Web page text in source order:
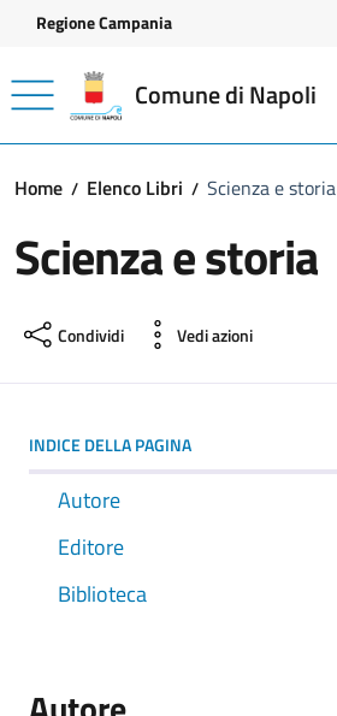
Vai ai contenuti
Vai al footer
Regione Campania
Comune di Napoli
Home Elenco Libri Scienza e storia
Scienza e storia
Condividi Vedi azioni
INDICE DELLA PAGINA
Autore
Editore
Biblioteca